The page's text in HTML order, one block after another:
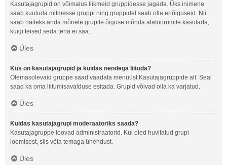
Kasutajagrupid on võimalus liikmeid gruppidesse jagada. Üks inimene
saab kuuluda mitmesse gruppi ning gruppidel saab olla eriõiguseid. Nii
saab näiteks anda mõnele grupile õiguse mõnda alafoorumite kasutada,
kuigi teised seda teha ei saa..
Üles
Kus on kasutajagrupid ja kuidas nendega liituda?
Olemasolevaid gruppe saad vaadata menüüst Kasutajagruppide alt. Seal
saad ka oma liitumisavalduse esitada. Grupid võivad olla ka varjatud.
Üles
Kuidas kasutajagrupi moderaatoriks saada?
Kasutajagruppe loovad administraatorid. Kui oled huvitatud grupi
loomisest, siis võta temaga ühendust.
Üles